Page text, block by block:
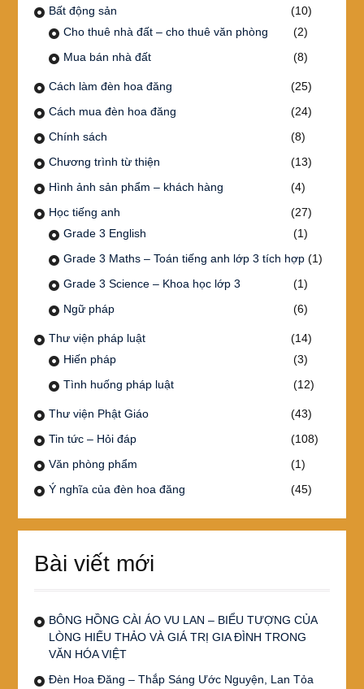
Bất động sản
(10)
Cho thuê nhà đất – cho thuê văn phòng
(2)
Mua bán nhà đất
(8)
Cách làm đèn hoa đăng
(25)
Cách mua đèn hoa đăng
(24)
Chính sách
(8)
Chương trình từ thiện
(13)
Hình ảnh sản phẩm – khách hàng
(4)
Học tiếng anh
(27)
Grade 3 English
(1)
Grade 3 Maths – Toán tiếng anh lớp 3 tích hợp(1)
Grade 3 Science – Khoa học lớp 3
(1)
Ngữ pháp
(6)
Thư viện pháp luật
(14)
Hiến pháp
(3)
Tình huống pháp luật
(12)
Thư viện Phật Giáo
(43)
Tin tức – Hỏi đáp
(108)
Văn phòng phẩm
(1)
Ý nghĩa của đèn hoa đăng
(45)
Bài viết mới
BÔNG HỒNG CÀI ÁO VU LAN – BIỂU TƯỢNG CỦA
LÒNG HIẾU THẢO VÀ GIÁ TRỊ GIA ĐÌNH TRONG
VĂN HÓA VIỆT
Đèn Hoa Đăng – Thắp Sáng Ước Nguyện, Lan Tỏa